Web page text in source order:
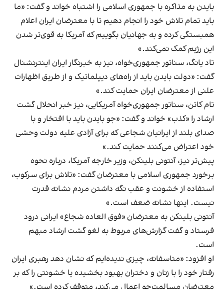
بایدن به مذاکره با جمهوری اسلامی را اشتباه خواند و گفت: «ما
باید تمام تلاش خود را انجام دهیم تا با معترضان ایران اعلام
همبستگی کرده و به جهانیان بگوییم که آمریکا به قوی‌تر شدن
این رژیم کمک نمی‌کند.»
تاد یانگ، سناتور جمهوری‌خواه، نیز به خبرنگار ایران اینترنشنال
گفت: «دولت بایدن باید از راه‌های دیپلماتیک و از طریق اظهارات
علنی از معترضان ایران حمایت کند.»
تام کاتن، سناتور جمهوری‌خواه آمریکایی، نیز خبر انحلال گشت
ارشاد را «کذب» خواند و گفت: «جو بایدن باید با افتخار و با
صدای بلند از ایرانیان شجاعی که برای آزادی علیه دولت وحشی
خود اعتراض می‌کنند حمایت کند.»
پیش‌تر نیز، آنتونی بلینکن، وزیر خارجه آمریکا، درباره نحوه
برخورد جمهوری اسلامی با معترضان گفت: «تلاش برای سرکوب،
استفاده از خشونت و عقب نگه داشتن مردم نشانه قدرت
نیست. اینها نشانه ضعف است.»
آنتونی بلینکن به معترضان «فوق العاده شجاع» ایرانی درود
فرستاد و گفت گزارش‌های مربوط به لغو گشت ارشاد مبهم
است.
او افزود: «متاسفانه، چیزی ندیده‌ایم که نشان ‌دهد رهبری ایران
رفتار خود را با زنان و دختران بهبود بخشیده یا خشونتی را که بر